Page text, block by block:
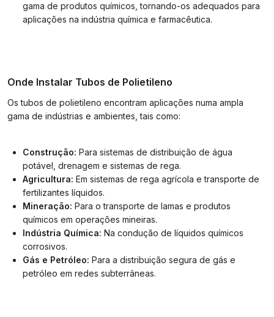
gama de produtos químicos, tornando-os adequados para
aplicações na indústria química e farmacêutica.
Onde Instalar Tubos de Polietileno
Os tubos de polietileno encontram aplicações numa ampla
gama de indústrias e ambientes, tais como:
Construção: Para sistemas de distribuição de água
potável, drenagem e sistemas de rega.
Agricultura: Em sistemas de rega agrícola e transporte de
fertilizantes líquidos.
Mineração: Para o transporte de lamas e produtos
químicos em operações mineiras.
Indústria Química: Na condução de líquidos químicos
corrosivos.
Gás e Petróleo: Para a distribuição segura de gás e
petróleo em redes subterrâneas.